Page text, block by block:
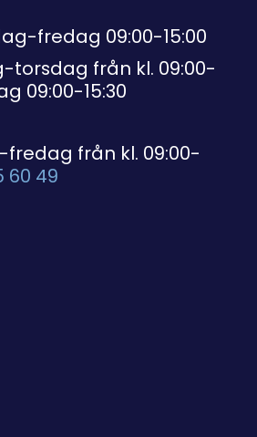
fredag 09:00-15:00
torsdag från kl. 09:00-
09:00-15:30
från kl. 09:00-
60 49